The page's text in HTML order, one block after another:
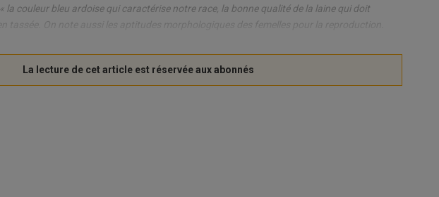
« la couleur bleu ardoise qui caractérise notre race, la bonne qualité de la laine qui doit